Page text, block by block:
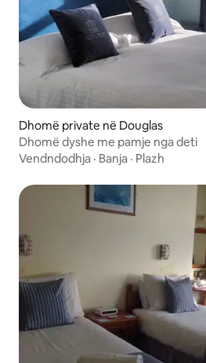
Dhomë private në Douglas
Dhomë dyshe me pamje nga deti
Vendndodhja · Banja · Plazh